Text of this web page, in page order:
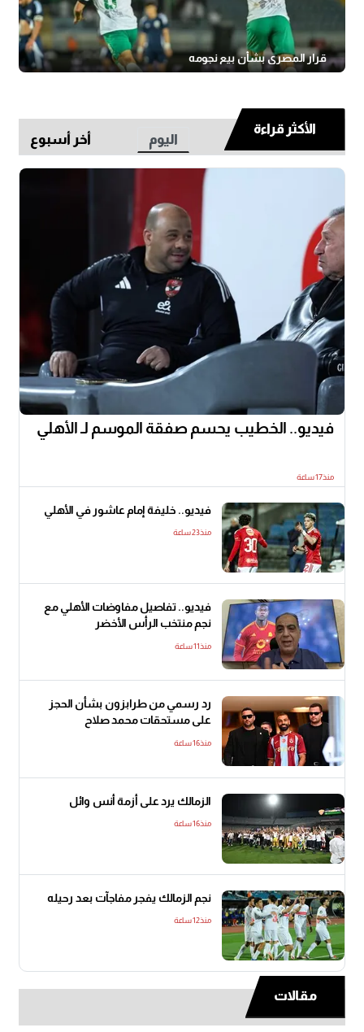
قرار المصري بشأن بيع نجومه
الأكثر قراءة
اليوم أخر أسبوع
فيديو.. الخطيب يحسم صفقة الموسم لـ الأهلي
منذ17 ساعة
فيديو.. خليفة إمام عاشور في الأهلي
منذ23 ساعة
فيديو.. تفاصيل مفاوضات الأهلي مع
نجم منتخب الرأس الأخضر
منذ11 ساعة
رد رسمي من طرابزون بشأن الحجز
على مستحقات محمد صلاح
منذ16 ساعة
الزمالك يرد على أزمة أنس وائل
منذ16 ساعة
نجم الزمالك يفجر مفاجآت بعد رحيله
منذ12 ساعة
مقالات